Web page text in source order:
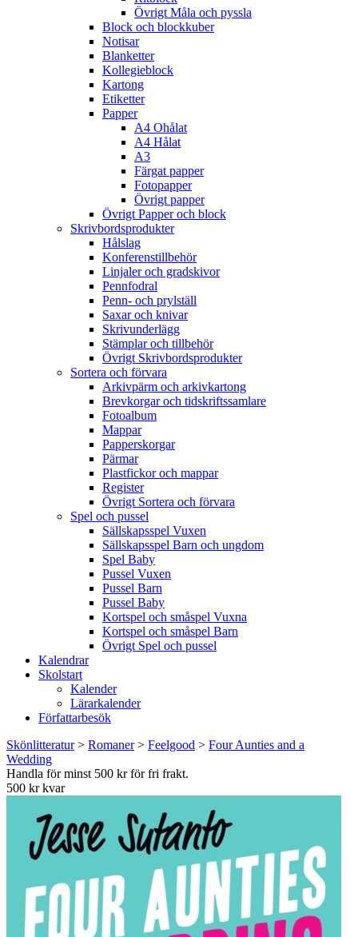
Övrigt Måla och pyssla
Block och blockkuber
Notisar
Blanketter
Kollegieblock
Kartong
Etiketter
Papper
A4 Ohålat
A4 Hålat
A3
Färgat papper
Fotopapper
Övrigt papper
Övrigt Papper och block
Skrivbordsprodukter
Hålslag
Konferenstillbehör
Linjaler och gradskivor
Pennfodral
Penn- och prylställ
Saxar och knivar
Skrivunderlägg
Stämplar och tillbehör
Övrigt Skrivbordsprodukter
Sortera och förvara
Arkivpärm och arkivkartong
Brevkorgar och tidskriftssamlare
Fotoalbum
Mappar
Papperskorgar
Pärmar
Plastfickor och mappar
Register
Övrigt Sortera och förvara
Spel och pussel
Sällskapsspel Vuxen
Sällskapsspel Barn och ungdom
Spel Baby
Pussel Vuxen
Pussel Barn
Pussel Baby
Kortspel och småspel Vuxna
Kortspel och småspel Barn
Övrigt Spel och pussel
Kalendrar
Skolstart
Kalender
Lärarkalender
Författarbesök
Skönlitteratur> Romaner> Feelgood > Four Aunties and a
Wedding
Handla för minst 500 kr för fri frakt.
500 kr kvar